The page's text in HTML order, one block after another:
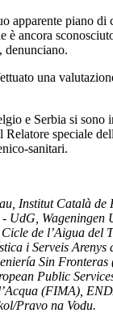
piano
ancora
denunciano.
una
e Serbia si
speciale
sanitari.
Català
Wageningen
de l’Aigua del
i Serveis
Sin
Public
(FIMA),
Pravo na Vodu.